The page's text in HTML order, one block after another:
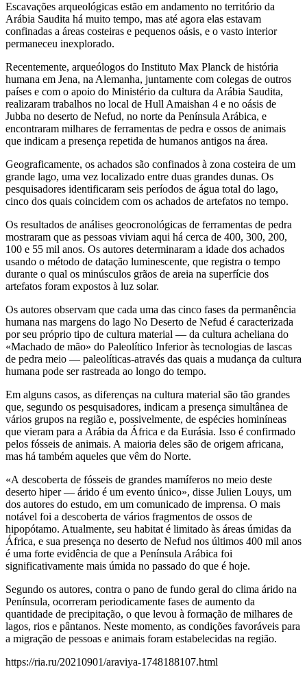
Escavações arqueológicas estão em andamento no território da
Arábia Saudita há muito tempo, mas até agora elas estavam
confinadas a áreas costeiras e pequenos oásis, e o vasto interior
permaneceu inexplorado.
Recentemente, arqueólogos do Instituto Max Planck de história
humana em Jena, na Alemanha, juntamente com colegas de outros
países e com o apoio do Ministério da cultura da Arábia Saudita,
realizaram trabalhos no local de Hull Amaishan 4 e no oásis de
Jubba no deserto de Nefud, no norte da Península Arábica, e
encontraram milhares de ferramentas de pedra e ossos de animais
que indicam a presença repetida de humanos antigos na área.
Geograficamente, os achados são confinados à zona costeira de um
grande lago, uma vez localizado entre duas grandes dunas. Os
pesquisadores identificaram seis períodos de água total do lago,
cinco dos quais coincidem com os achados de artefatos no tempo.
Os resultados de análises geocronológicas de ferramentas de pedra
mostraram que as pessoas viviam aqui há cerca de 400, 300, 200,
100 e 55 mil anos. Os autores determinaram a idade dos achados
usando o método de datação luminescente, que registra o tempo
durante o qual os minúsculos grãos de areia na superfície dos
artefatos foram expostos à luz solar.
Os autores observam que cada uma das cinco fases da permanência
humana nas margens do lago No Deserto de Nefud é caracterizada
por seu próprio tipo de cultura material — da cultura acheliana do
«Machado de mão» do Paleolítico Inferior às tecnologias de lascas
de pedra meio — paleolíticas-através das quais a mudança da cultura
humana pode ser rastreada ao longo do tempo.
Em alguns casos, as diferenças na cultura material são tão grandes
que, segundo os pesquisadores, indicam a presença simultânea de
vários grupos na região e, possivelmente, de espécies hominíneas
que vieram para a Arábia da África e da Eurásia. Isso é confirmado
pelos fósseis de animais. A maioria deles são de origem africana,
mas há também aqueles que vêm do Norte.
«A descoberta de fósseis de grandes mamíferos no meio deste
deserto hiper — árido é um evento único», disse Julien Louys, um
dos autores do estudo, em um comunicado de imprensa. O mais
notável foi a descoberta de vários fragmentos de ossos de
hipopótamo. Atualmente, seu habitat é limitado às áreas úmidas da
África, e sua presença no deserto de Nefud nos últimos 400 mil anos
é uma forte evidência de que a Península Arábica foi
significativamente mais úmida no passado do que é hoje.
Segundo os autores, contra o pano de fundo geral do clima árido na
Península, ocorreram periodicamente fases de aumento da
quantidade de precipitação, o que levou à formação de milhares de
lagos, rios e pântanos. Neste momento, as condições favoráveis para
a migração de pessoas e animais foram estabelecidas na região.
https://ria.ru/20210901/araviya-1748188107.html